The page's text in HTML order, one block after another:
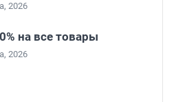
2026
на все товары
2026